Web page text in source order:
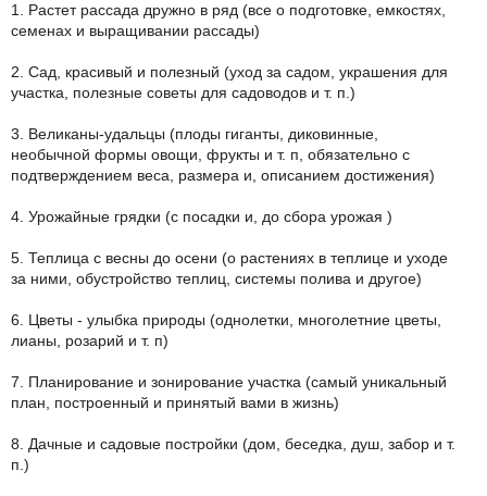
1. Растет рассада дружно в ряд (все о подготовке, емкостях,
семенах и выращивании рассады)
2. Сад, красивый и полезный (уход за садом, украшения для
участка, полезные советы для садоводов и т. п.)
3. Великаны-удальцы (плоды гиганты, диковинные,
необычной формы овощи, фрукты и т. п, обязательно с
подтверждением веса, размера и, описанием достижения)
4. Урожайные грядки (с посадки и, до сбора урожая )
5. Теплица с весны до осени (о растениях в теплице и уходе
за ними, обустройство теплиц, системы полива и другое)
6. Цветы - улыбка природы (однолетки, многолетние цветы,
лианы, розарий и т. п)
7. Планирование и зонирование участка (самый уникальный
план, построенный и принятый вами в жизнь)
8. Дачные и садовые постройки (дом, беседка, душ, забор и т.
п.)